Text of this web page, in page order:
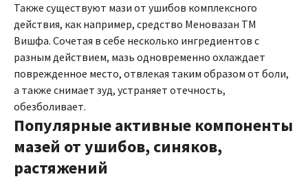
Также существуют мази от ушибов комплексного
действия, как например, средство Меновазан ТМ
Вишфа. Сочетая в себе несколько ингредиентов с
разным действием, мазь одновременно охлаждает
поврежденное место, отвлекая таким образом от боли,
а также снимает зуд, устраняет отечность,
обезболивает.
Популярные активные компоненты
мазей от ушибов, синяков,
растяжений